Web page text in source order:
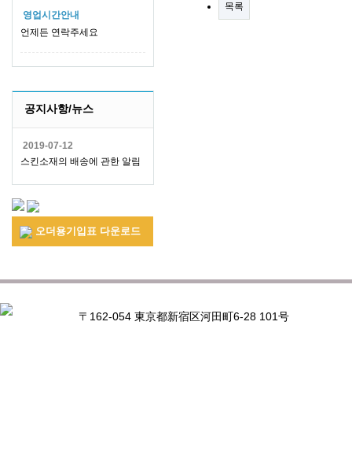
영업시간안내
언제든 연락주세요
공지사항/뉴스
2019-07-12
스킨소재의 배송에 관한 알림
오더용기입표 다운로드
목록
〒162-054 東京都新宿区河田町6-28 101号